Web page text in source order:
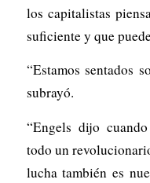
los capitalistas
suficiente y que
“Estamos sentados
subrayó.
“Engels dijo
todo un
lucha también es